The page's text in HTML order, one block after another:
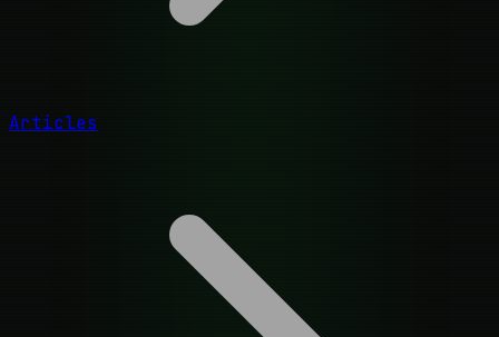
Articles